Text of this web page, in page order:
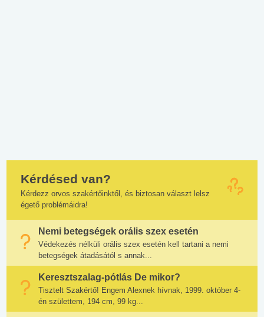
Kérdésed van?
Kérdezz orvos szakértőinktől, és biztosan választ lelsz
égető problémáidra!
Nemi betegségek orális szex esetén
Védekezés nélküli orális szex esetén kell tartani a nemi
betegségek átadásától s annak...
Keresztszalag-pótlás De mikor?
Tisztelt Szakértő! Engem Alexnek hívnak, 1999. október 4-
én születtem, 194 cm, 99 kg...